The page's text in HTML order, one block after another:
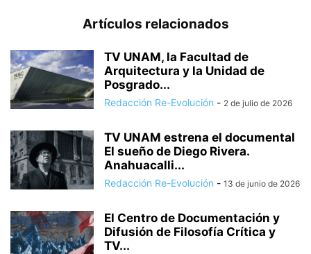
Artículos relacionados
TV UNAM, la Facultad de
Arquitectura y la Unidad de
Posgrado...
Redacción Re-Evolución - 2 de julio de 2026
TV UNAM estrena el documental
El sueño de Diego Rivera.
Anahuacalli...
Redacción Re-Evolución - 13 de junio de 2026
El Centro de Documentación y
Difusión de Filosofía Crítica y
TV...